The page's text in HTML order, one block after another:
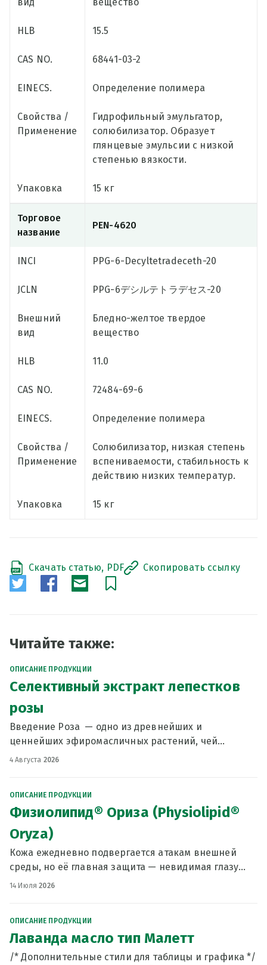
HLB 15.5
CAS NO. 68441-03-2
EINECS. Определение полимера
Свойства /
Применение
Гидрофильный эмульгатор,
солюбилизатор. Образует
глянцевые эмульсии с низкой
степенью вязкости.
Упаковка 15 кг
Торговое
название
PEN-4620
INCI PPG-6-Decyltetradeceth-20
JCLN PPG-6デシルテトラデセス-20
Внешний
вид
Бледно-желтое твердое
вещество
HLB 11.0
CAS NO. 72484-69-6
EINECS. Определение полимера
Свойства /
Применение
Солюбилизатор, низкая степень
вспениваемости, стабильность к
действию низких температур.
Упаковка 15 кг
Скачать статью, PDF Скопировать ссылку
Читайте также:
ОПИСАНИЕ ПРОДУКЦИИ
Селективный экстракт лепестков
розы
Введение Роза — одно из древнейших и
ценнейших эфиромасличных растений, чей
сложный аромат и ухаживающие свойства высоко
4 Августа 2026
ОПИСАНИЕ ПРОДУКЦИИ
Физиолипид® Ориза (Physiolipid®
Oryza)
Кожа ежедневно подвергается атакам внешней
среды, но её главная защита — невидимая глазу
гидролипидная мантия. Жирнокислотный состав
14 Июля2026
ОПИСАНИЕ ПРОДУКЦИИ
Лаванда масло тип Малетт
/* Дополнительные стили для таблицы и графика */